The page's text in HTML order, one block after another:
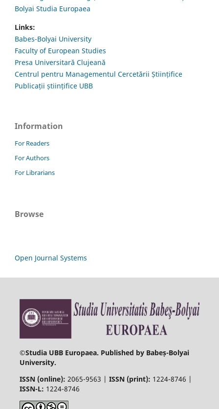
Bolyai Studia Europaea
Links:
Babes-Bolyai University
Faculty of European Studies
Presa Universitară Clujeană
Centrul pentru Managementul Cercetării Științifice
Publicații științifice UBB
Information
For Readers
For Authors
For Librarians
Browse
Open Journal Systems
©Studia UBB Europaea. Published by Babeș-Bolyai
University.
ISSN (online): 2065-9563 | ISSN (print): 1224-8746 |
ISSN-L: 1224-8746